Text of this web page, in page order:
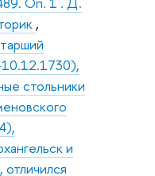
,
стольники
и